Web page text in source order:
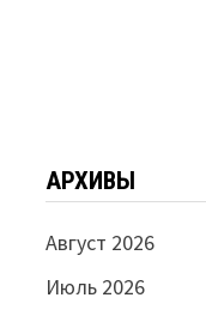
АРХИВЫ
Август 2026
Июль 2026